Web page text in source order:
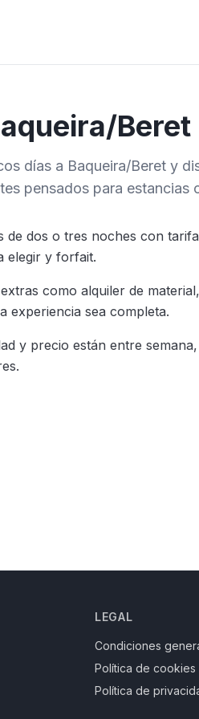
Beret
días a Baqueira/Beret y
pensados para estancias
de dos o tres noches con
elegir y forfait.
como alquiler de
experiencia sea completa.
y precio están entre
LEGAL
Condiciones
Política de cookies
Política de